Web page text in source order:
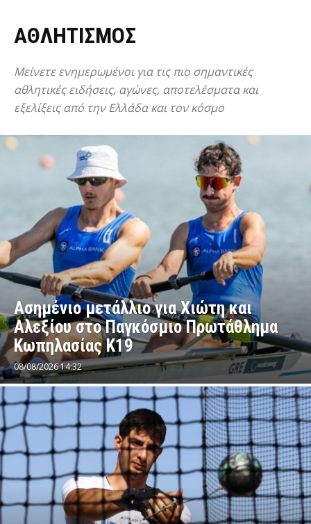
ΑΘΛΗΤΙΣΜΟΣ
Μείνετε ενημερωμένοι για τις πιο σημαντικές
αθλητικές ειδήσεις, αγώνες, αποτελέσματα και
εξελίξεις από την Ελλάδα και τον κόσμο
Ασημένιο μετάλλιο για Χιώτη και
Αλεξίου στο Παγκόσμιο Πρωτάθλημα
Κωπηλασίας Κ19
08/08/2026 14:32